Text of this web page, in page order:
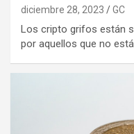
diciembre 28, 2023 GC
Los cripto grifos están
por aquellos que no